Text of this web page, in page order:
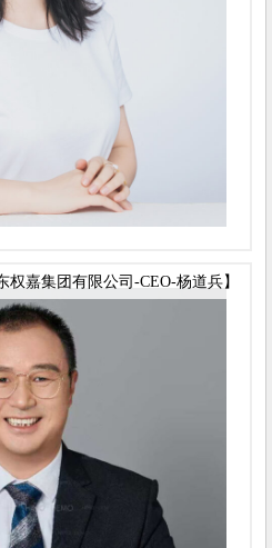
嘉集团有限公司-CEO-杨道兵】